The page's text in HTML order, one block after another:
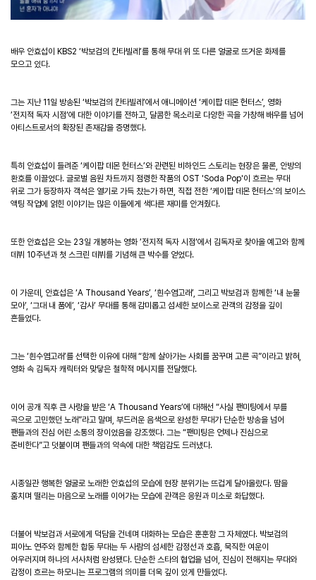
배우 안효섭이 KBS2 ‘박보검의 칸타빌레’를 통해 무대 위 또 다른 얼굴로 뜨거운 화제를
모으고 있다.
그는 지난 11일 방송된 ‘박보검의 칸타빌레’에서 애니메이션 ‘케이팝 데몬 헌터스’, 영화
’전지적 독자 시점‘에 대한 이야기를 전하고, 달콤한 목소리로 다양한 곡을 가창해 배우를 넘어
아티스트로서의 확장된 존재감을 증명했다.
특히 안효섭이 들려준 ‘케이팝 데몬 헌터스’와 관련된 비하인드 스토리는 현장은 물론, 안방의
환호를 이끌었다. 글로벌 음원 차트까지 점령한 작품의 OST 'Soda Pop'이 흐르는 무대
위로 그가 등장하자 객석은 열기로 가득 찼는가 하면, 직접 전한 ‘케이팝 데몬 헌터스‘의 보이스
액팅 작업에 얽힌 이야기는 많은 이들에게 색다른 재미를 안겨줬다.
또한 안효섭은 오는 23일 개봉하는 영화 ’전지적 독자 시점‘에서 김독자로 찾아올 예고와 함께
데뷔 10주년과 첫 스크린 데뷔를 기념해 큰 박수를 얻었다.
이 가운데, 안효섭은 ‘A Thousand Years’, ‘흰수염고래’, 그리고 박보검과 함께한 ‘내 눈물
모아’, ‘그대 내 품에’, ‘감사’ 무대를 통해 감미롭고 섬세한 보이스로 관객의 감정을 깊이
흔들었다.
그는 ‘흰수염고래’를 선택한 이유에 대해 “함께 살아가는 사회를 꿈꾸며 고른 곡”이라고 밝혀,
영화 속 김독자 캐릭터와 맞닿은 철학적 메시지를 전달했다.
이어 공개 직후 큰 사랑을 받은 ‘A Thousand Years’에 대해선 “사실 팬미팅에서 부를
곡으로 고민했던 노래”라고 말며, 부드러운 음색으로 완성한 무대가 단순한 방송을 넘어
팬들과의 진심 어린 소통의 장이었음을 강조했다. 그는 “팬미팅은 언제나 진심으로
준비한다”고 덧붙이며 팬들과의 약속에 대한 책임감도 드러냈다.
시종일관 행복한 얼굴로 노래한 안효섭의 모습에 현장 분위기는 뜨겁게 달아올랐다. 땀을
훔치며 떨리는 마음으로 노래를 이어가는 모습에 관객은 응원과 미소로 화답했다.
더불어 박보검과 서로에게 덕담을 건네며 대화하는 모습은 훈훈함 그 자체였다. 박보검의
피아노 연주와 함께한 합동 무대는 두 사람의 섬세한 감정선과 호흡, 묵직한 여운이
어우러지며 하나의 서사처럼 완성됐다. 단순한 스타의 협업을 넘어, 진심이 전해지는 무대와
감정이 흐르는 하모니는 프로그램의 의미를 더욱 깊이 있게 만들었다.